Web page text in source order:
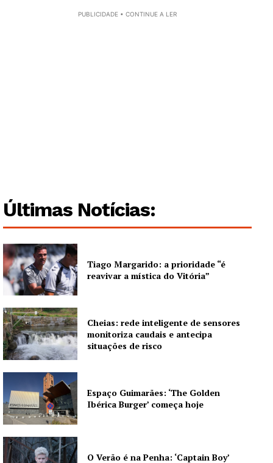
Guimarães, agora!
PUBLICIDADE • CONTINUE A LER
Últimas Notícias:
Tiago Margarido: a prioridade “é
reavivar a mística do Vitória”
Cheias: rede inteligente de sensores
monitoriza caudais e antecipa
situações de risco
Espaço Guimarães: ‘The Golden
Ibérica Burger’ começa hoje
O Verão é na Penha: ‘Captain Boy’